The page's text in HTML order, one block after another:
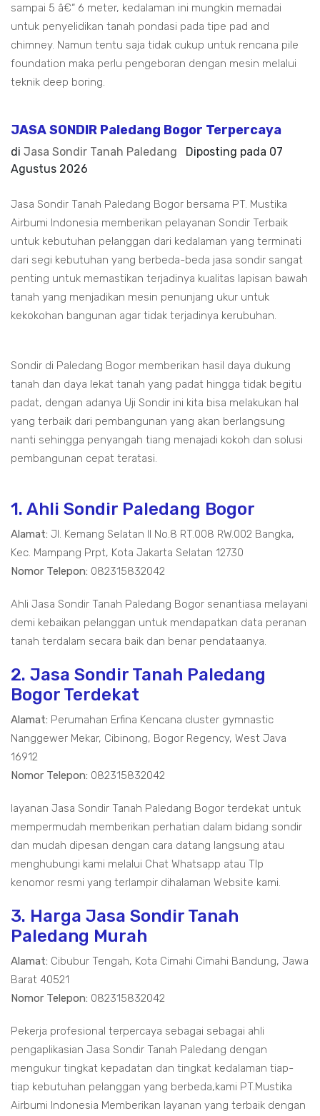
sampai 5 â€“ 6 meter, kedalaman ini mungkin memadai
untuk penyelidikan tanah pondasi pada tipe pad and
chimney. Namun tentu saja tidak cukup untuk rencana pile
foundation maka perlu pengeboran dengan mesin melalui
teknik deep boring.
JASA SONDIR Paledang Bogor Terpercaya
di Jasa Sondir Tanah Paledang Diposting pada 07
Agustus 2026
Jasa Sondir Tanah Paledang Bogor bersama PT. Mustika
Airbumi Indonesia memberikan pelayanan Sondir Terbaik
untuk kebutuhan pelanggan dari kedalaman yang terminati
dari segi kebutuhan yang berbeda-beda jasa sondir sangat
penting untuk memastikan terjadinya kualitas lapisan bawah
tanah yang menjadikan mesin penunjang ukur untuk
kekokohan bangunan agar tidak terjadinya kerubuhan.
Sondir di Paledang Bogor memberikan hasil daya dukung
tanah dan daya lekat tanah yang padat hingga tidak begitu
padat, dengan adanya Uji Sondir ini kita bisa melakukan hal
yang terbaik dari pembangunan yang akan berlangsung
nanti sehingga penyangah tiang menajadi kokoh dan solusi
pembangunan cepat teratasi.
1. Ahli Sondir Paledang Bogor
Alamat: Jl. Kemang Selatan II No.8 RT.008 RW.002 Bangka,
Kec. Mampang Prpt, Kota Jakarta Selatan 12730
Nomor Telepon: 082315832042
Ahli Jasa Sondir Tanah Paledang Bogor senantiasa melayani
demi kebaikan pelanggan untuk mendapatkan data peranan
tanah terdalam secara baik dan benar pendataanya.
2. Jasa Sondir Tanah Paledang
Bogor Terdekat
Alamat: Perumahan Erfina Kencana cluster gymnastic
Nanggewer Mekar, Cibinong, Bogor Regency, West Java
16912
Nomor Telepon: 082315832042
layanan Jasa Sondir Tanah Paledang Bogor terdekat untuk
mempermudah memberikan perhatian dalam bidang sondir
dan mudah dipesan dengan cara datang langsung atau
menghubungi kami melalui Chat Whatsapp atau Tlp
kenomor resmi yang terlampir dihalaman Website kami.
3. Harga Jasa Sondir Tanah
Paledang Murah
Alamat: Cibubur Tengah, Kota Cimahi Cimahi Bandung, Jawa
Barat 40521
Nomor Telepon: 082315832042
Pekerja profesional terpercaya sebagai sebagai ahli
pengaplikasian Jasa Sondir Tanah Paledang dengan
mengukur tingkat kepadatan dan tingkat kedalaman tiap-
tiap kebutuhan pelanggan yang berbeda,kami PT.Mustika
Airbumi Indonesia Memberikan layanan yang terbaik dengan